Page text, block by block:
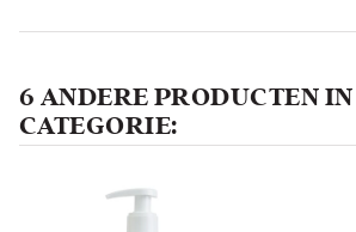
6 ANDERE PRODUCTEN
CATEGORIE: